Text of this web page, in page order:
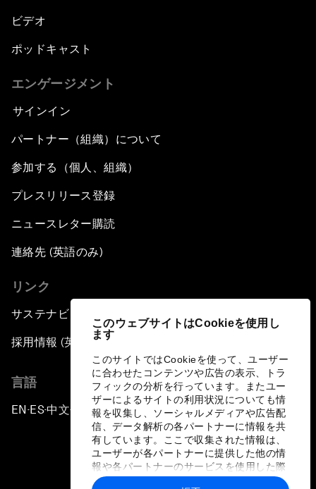
このウェブサイトはCookieを使用し
ます
このサイトではCookieを使って、ユーザー
に合わせたコンテンツや広告の表示、トラ
フィックの分析を行っています。またユー
ザーによるサイトの利用状況についても情
報を収集し、ソーシャルメディアや広告配
信、データ解析の各パートナーに情報を共
有しています。ここで収集された情報は、
ユーザーが各パートナーに提供した他の情
報や各パートナーのサービスを使用した際
に収集された情報と組み合わされ、各パー
ビデオ
ポッドキャスト
エンゲージメント
サインイン
パートナー（組織）について
参加する（個人、組織）
プレスリリース登録
ニュースレター購読
連絡先 (英語のみ)
リンク
サステナビリティへの取り組み
採用情報 (英語のみ)
言語
EN ▪ES▪中文▪ 日本語